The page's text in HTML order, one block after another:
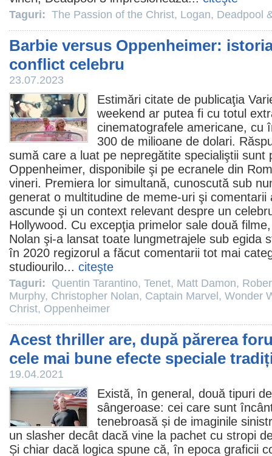
Taguri: The Passion of the Christ, Logan, Deadpool
Barbie versus Oppenheimer:
conflict celebru
23.07.2023
Estimări citate de publicaţia
weekend ar putea fi cu totul
cinematografele americane, cu
300 de milioane de dolari.
sumă care a luat pe nepregătite specialiştii sunt
Oppenheimer, disponibile şi pe ecranele din
vineri. Premiera lor simultană, cunoscută sub
generat o multitudine de meme-uri şi comentarii
ascunde şi un context relevant despre un
Hollywood. Cu excepţia primelor sale două filme
Nolan şi-a lansat toate lungmetrajele sub egida
în 2020 regizorul a făcut comentarii tot mai
studiourilo... citeşte
Taguri: Quentin Tarantino, Tenet, Matt Damon,
Murphy, Christopher Nolan, Captain Marvel , Wonder
Christ, Oppenheimer
Acest thriller are, după părerea
cele mai bune efecte speciale
19.04.2021
Există, în general, două tipuri
sângeroase: cei care sunt
tenebroasă și de imaginile
un slasher decât dacă vine la pachet cu stropi
Și chiar dacă logica spune că, în epoca graficii